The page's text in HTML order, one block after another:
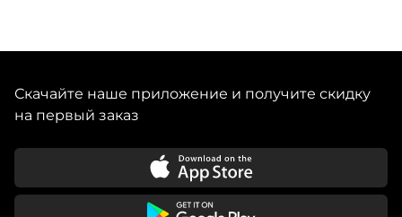
Скачайте наше приложение и получите скидку
на первый заказ